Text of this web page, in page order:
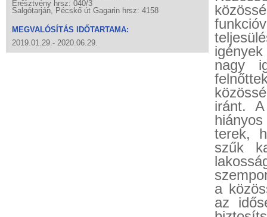
Eresztvény hrsz: 040/3
Salgótarján, Pécskő út Gagarin hrsz: 4158
MEGVALÓSÍTÁS IDŐTARTAMA:
2019.01.29.- 2020.06.29.
nagy
iránt.
terek,
szűk
a
az